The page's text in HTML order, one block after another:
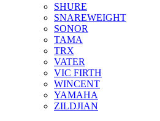
SHURE
SNAREWEIGHT
SONOR
TAMA
TRX
VATER
VIC FIRTH
WINCENT
YAMAHA
ZILDJIAN